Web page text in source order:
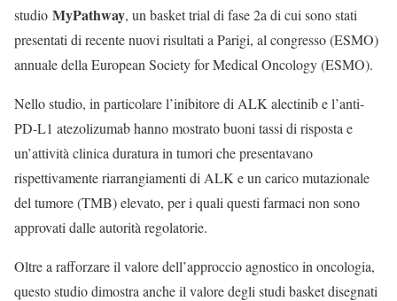
studio MyPathway, un basket trial di fase 2a di cui sono stati
presentati di recente nuovi risultati a Parigi, al congresso (ESMO)
annuale della European Society for Medical Oncology (ESMO).
Nello studio, in particolare l’inibitore di ALK alectinib e l’anti-
PD-L1 atezolizumab hanno mostrato buoni tassi di risposta e
un’attività clinica duratura in tumori che presentavano
rispettivamente riarrangiamenti di ALK e un carico mutazionale
del tumore (TMB) elevato, per i quali questi farmaci non sono
approvati dalle autorità regolatorie.
Oltre a rafforzare il valore dell’approccio agnostico in oncologia,
questo studio dimostra anche il valore degli studi basket disegnati